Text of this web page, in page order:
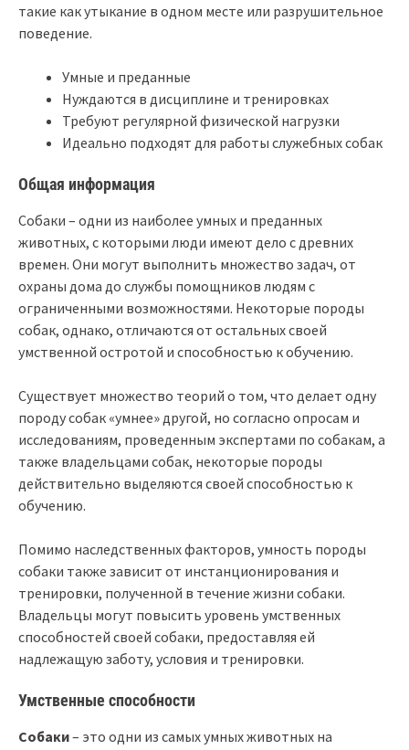
такие как утыкание в одном месте или разрушительное
поведение.
Умные и преданные
Нуждаются в дисциплине и тренировках
Требуют регулярной физической нагрузки
Идеально подходят для работы служебных собак
Общая информация
Собаки – одни из наиболее умных и преданных
животных, с которыми люди имеют дело с древних
времен. Они могут выполнить множество задач, от
охраны дома до службы помощников людям с
ограниченными возможностями. Некоторые породы
собак, однако, отличаются от остальных своей
умственной остротой и способностью к обучению.
Существует множество теорий о том, что делает одну
породу собак «умнее» другой, но согласно опросам и
исследованиям, проведенным экспертами по собакам, а
также владельцами собак, некоторые породы
действительно выделяются своей способностью к
обучению.
Помимо наследственных факторов, умность породы
собаки также зависит от инстанционирования и
тренировки, полученной в течение жизни собаки.
Владельцы могут повысить уровень умственных
способностей своей собаки, предоставляя ей
надлежащую заботу, условия и тренировки.
Умственные способности
Собаки– это одни из самых умных животных на